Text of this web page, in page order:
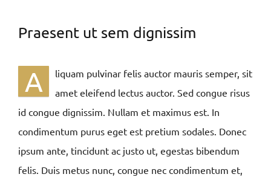
Praesent ut sem dignissim
A
liquam pulvinar felis auctor mauris semper, sit
amet eleifend lectus auctor. Sed congue risus
id congue dignissim. Nullam et maximus est. In
condimentum purus eget est pretium sodales. Donec
ipsum ante, tincidunt ac justo ut, egestas bibendum
felis. Duis metus nunc, congue nec condimentum et,